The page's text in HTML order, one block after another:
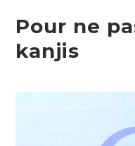
Pour ne
kanjis